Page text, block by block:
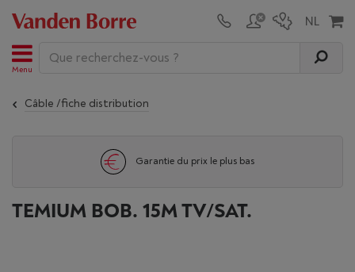
Menu
Câble /fiche distribution
Garantie du prix le plus bas
TEMIUM BOB. 15M TV/SAT.